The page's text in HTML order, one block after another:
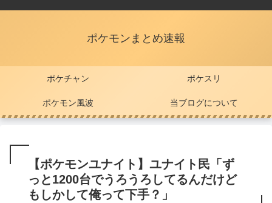
ポケモンまとめ速報
ポケチャン ポケスリ
ポケモン風波 当ブログについて
【ポケモンユナイト】ユナイト民「ず
っと1200台でうろうろしてるんだけど
もしかして俺って下手？」